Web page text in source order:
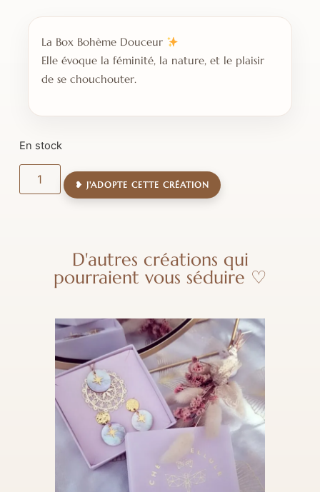
La Box Bohème Douceur
Elle évoque la féminité, la nature, et le plaisir
de se chouchouter.
En stock
❥ J'ADOPTE CETTE CRÉATION
D'autres créations qui
pourraient vous séduire ♡